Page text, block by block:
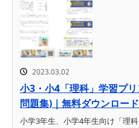
2023.03.02
小3・小4「理科」学習プ
問題集)｜無料ダウンロー
小学3年生、小学4年生向け「理